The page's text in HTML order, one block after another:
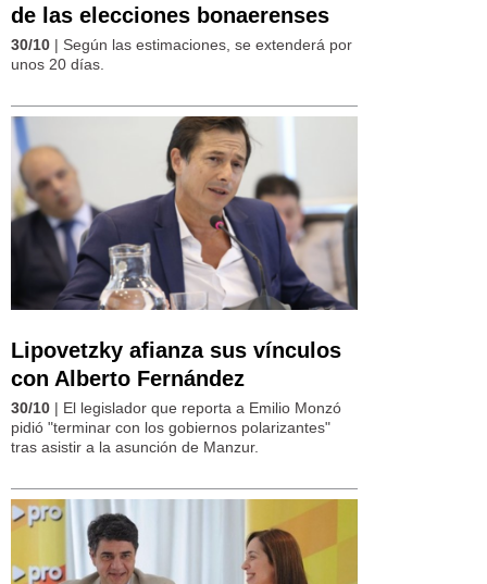
de las elecciones bonaerenses
30/10 | Según las estimaciones, se extenderá por
unos 20 días.
Lipovetzky afianza sus vínculos
con Alberto Fernández
30/10 | El legislador que reporta a Emilio Monzó
pidió "terminar con los gobiernos polarizantes"
tras asistir a la asunción de Manzur.